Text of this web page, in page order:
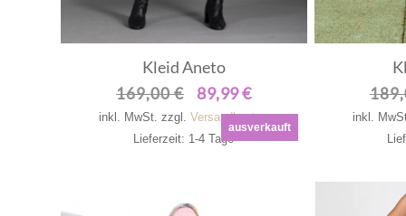
ausverkauft
Kleid Aneto
169,00€
Ursprünglicher
Preis
war:
89,99€Aktueller
Preis
ist:
inkl. MwSt. zzgl.Versandkosten
Lieferzeit: 1-4 Tage
inkl.